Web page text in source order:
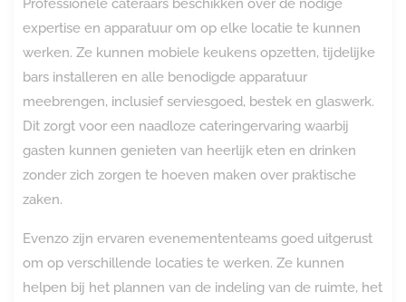
Professionele cateraars beschikken over de nodige
expertise en apparatuur om op elke locatie te kunnen
werken. Ze kunnen mobiele keukens opzetten, tijdelijke
bars installeren en alle benodigde apparatuur
meebrengen, inclusief serviesgoed, bestek en glaswerk.
Dit zorgt voor een naadloze cateringervaring waarbij
gasten kunnen genieten van heerlijk eten en drinken
zonder zich zorgen te hoeven maken over praktische
zaken.
Evenzo zijn ervaren evenemententeams goed uitgerust
om op verschillende locaties te werken. Ze kunnen
helpen bij het plannen van de indeling van de ruimte, het